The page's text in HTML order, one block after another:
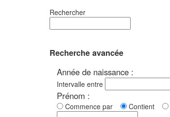
Rechercher
Recherche avancée
Année de naissance :
Intervalle entre
Prénom :
Commence par Contient